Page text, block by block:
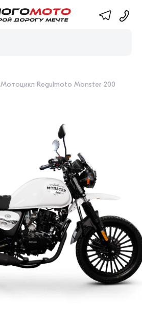
Мотоцикл Regulmoto Monster 200